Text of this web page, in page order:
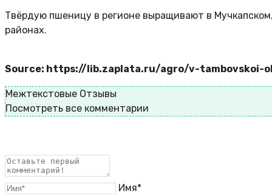
Твёрдую пшеницу в регионе выращивают в
районах.
Source: https://lib.zaplata.ru/agro/v-
Межтекстовые Отзывы
Посмотреть все комментарии
Имя*